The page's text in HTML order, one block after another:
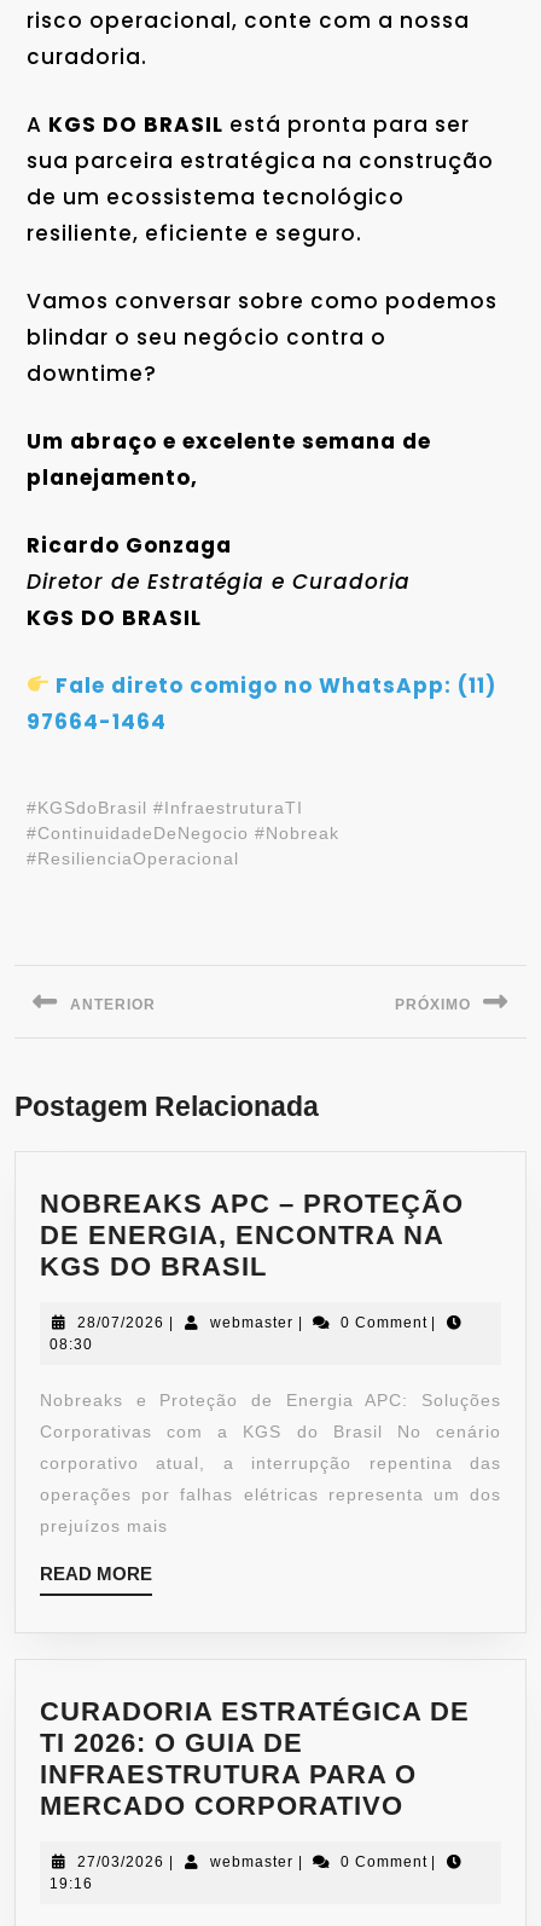
risco operacional, conte com a nossa
curadoria.
A KGS DO BRASIL está pronta para ser
sua parceira estratégica na construção
de um ecossistema tecnológico
resiliente, eficiente e seguro.
Vamos conversar sobre como podemos
blindar o seu negócio contra o
downtime?
Um abraço e excelente semana de
planejamento,
Ricardo Gonzaga
Diretor de Estratégia e Curadoria
KGS DO BRASIL
Fale direto comigo no WhatsApp: (11)
97664-1464
#KGSdoBrasil #InfraestruturaTI
#ContinuidadeDeNegocio #Nobreak
#ResilienciaOperacional
ANTERIOR PRÓXIMO
Postagem Relacionada
NOBREAKS APC – PROTEÇÃO
DE ENERGIA, ENCONTRA NA
KGS DO BRASIL
28/07/2026 | webmaster | 0 Comment |
08:30
Nobreaks e Proteção de Energia APC: Soluções
Corporativas com a KGS do Brasil No cenário
corporativo atual, a interrupção repentina das
operações por falhas elétricas representa um dos
prejuízos mais
READ MORE
CURADORIA ESTRATÉGICA DE
TI 2026: O GUIA DE
INFRAESTRUTURA PARA O
MERCADO CORPORATIVO
27/03/2026 webmaster 0 Comment
19:16